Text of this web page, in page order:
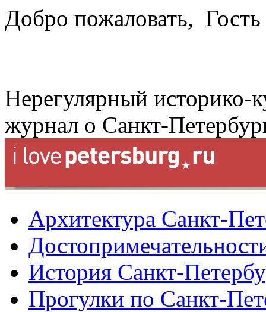
Добро пожаловать, Гость
Нерегулярный историко-
журнал о Санкт-
Архитектура Санкт-
История Санкт-
Прогулки по Санкт-